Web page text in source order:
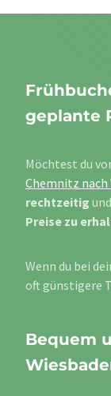
geplante
Möchtest du
Chemnitz nach
rechtzeitig
Preise zu
Wenn du bei
oft günstigere
Bequem